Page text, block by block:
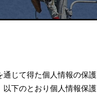
じて得た個人情報の保護
以下のとおり個人情報保護